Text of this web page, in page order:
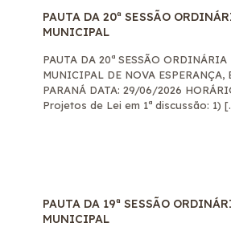
PAUTA DA 20ª SESSÃO
MUNICIPAL
PAUTA DA 20ª SESSÃO ORDINÁRIA
MUNICIPAL DE NOVA ESPERANÇA,
PARANÁ DATA: 29/06/2026
Projetos de Lei em 1ª discussão: 1)
PAUTA DA 19ª SESSÃO
MUNICIPAL